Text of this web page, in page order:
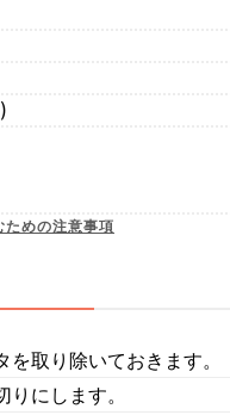
ための注意事項
を取り除いておきます。
りにします。